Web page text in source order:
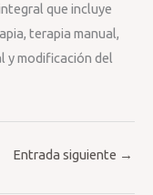
que incluye
terapia manual,
y modificación del
Entrada siguiente →